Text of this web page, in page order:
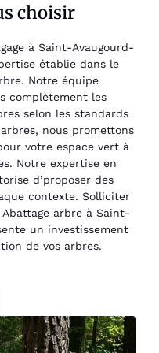
choisir
à Saint-Avaugourd-
établie dans le
Notre équipe
complètement les
selon les standards
nous promettons
votre espace vert à
Notre expertise en
d’proposer des
contexte. Solliciter
arbre à Saint-
un investissement
de vos arbres.